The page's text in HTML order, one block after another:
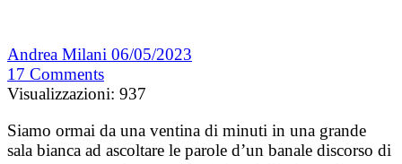
Andrea Milani 06/05/2023
17 Comments
Visualizzazioni: 937
Siamo ormai da una ventina di minuti in una grande
sala bianca ad ascoltare le parole d’un banale discorso di